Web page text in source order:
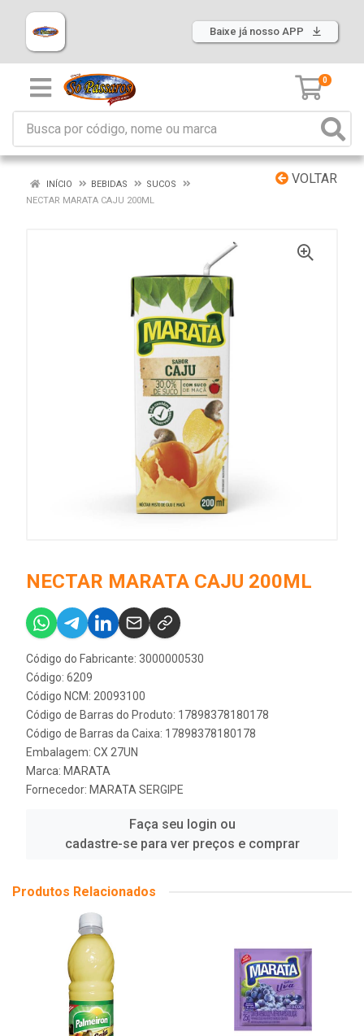
Baixe já nosso APP
0
VOLTAR
INÍCIO BEBIDAS
SUCOS
NECTAR MARATA CAJU 200ML
NECTAR MARATA CAJU 200ML
Código do Fabricante: 3000000530
Código: 6209
Código NCM: 20093100
Código de Barras do Produto: 17898378180178
Código de Barras da Caixa: 17898378180178
Embalagem: CX 27UN
Marca: MARATA
Fornecedor: MARATA SERGIPE
Faça seu login ou
cadastre-se para ver preços e comprar
Produtos Relacionados